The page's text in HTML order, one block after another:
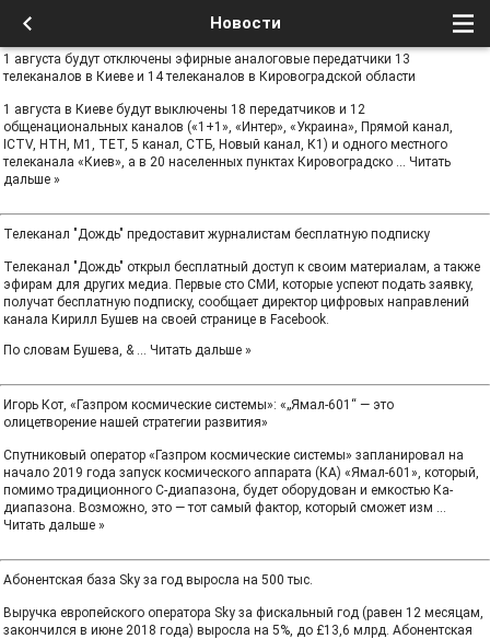
Новости
1 августа будут отключены эфирные аналоговые передатчики 13
телеканалов в Киеве и 14 телеканалов в Кировоградской области
1 августа в Киеве будут выключены 18 передатчиков и 12
общенациональных каналов («1+1», «Интер», «Украина», Прямой канал,
ICTV, НТН, М1, ТЕТ, 5 канал, СТБ, Новый канал, К1) и одного местного
телеканала «Киев», а в 20 населенных пунктах Кировоградско ... Читать
дальше »
Телеканал "Дождь" предоставит журналистам бесплатную подписку
Телеканал "Дождь" открыл бесплатный доступ к своим материалам, а также
эфирам для других медиа. Первые сто СМИ, которые успеют подать заявку,
получат бесплатную подписку, сообщает директор цифровых направлений
канала Кирилл Бушев на своей странице в Facebook.
По словам Бушева, & ... Читать дальше »
Игорь Кот, «Газпром космические системы»: «„Ямал-601“ — это
олицетворение нашей стратегии развития»
Спутниковый оператор «Газпром космические системы» запланировал на
начало 2019 года запуск космического аппарата (КА) «Ямал-601», который,
помимо традиционного С-диапазона, будет оборудован и емкостью Ка-
диапазона. Возможно, это — тот самый фактор, который сможет изм ...
Читать дальше »
Абонентская база Sky за год выросла на 500 тыс.
Выручка европейского оператора Sky за фискальный год (равен 12 месяцам,
закончился в июне 2018 года) выросла на 5%, до £13,6 млрд. Абонентская